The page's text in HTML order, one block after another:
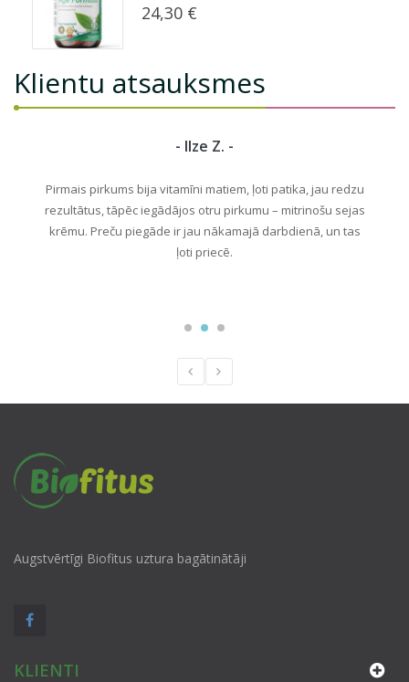
Cena
24,30 €
Klientu atsauksmes
Ilze Z.
Pirmais pirkums bija vitamīni matiem, ļoti patika, jau redzu
rezultātus, tāpēc iegādājos otru pirkumu – mitrinošu sejas
krēmu. Preču piegāde ir jau nākamajā darbdienā, un tas
ļoti priecē.
Augstvērtīgi Biofitus uztura bagātinātāji
KLIENTI